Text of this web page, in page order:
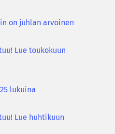
on juhlan arvoinen
Lue toukokuun
lukuina
Lue huhtikuun